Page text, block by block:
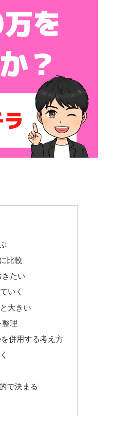
比較
たい
いく
大きい
理
併用する考え方
で決まる